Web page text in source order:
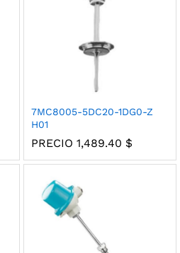
7MC8005-5DC20-1DG0-Z
H01
PRECIO 1,489.40 $